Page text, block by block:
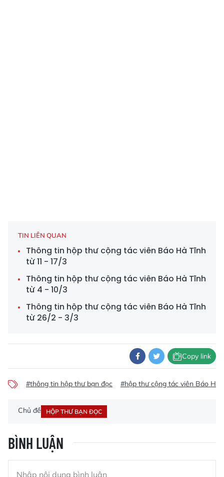
TIN LIÊN QUAN
Thông tin hộp thư cộng tác viên Báo Hà Tĩnh
từ 11 - 17/3
Thông tin hộp thư cộng tác viên Báo Hà Tĩnh
từ 4 - 10/3
Thông tin hộp thư cộng tác viên Báo Hà Tĩnh
từ 26/2 - 3/3
Copy link
#thông tin hộp thư bạn đọc #hộp thư cộng tác viên Báo Hà
Chủ đề HỘP THƯ BẠN ĐỌC
BÌNH LUẬN